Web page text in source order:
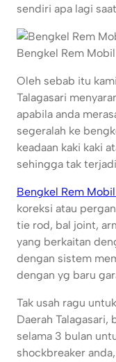
sendiri apa lagi
Bengkel Rem
Oleh sebab itu
Talagasari
apabila anda
segeralah ke
keadaan kaki kaki
sehingga tak
Bengkel Rem
koreksi atau
tie rod, bal joint,
yang berkaitan
dengan sistem
dengan yg baru
Tak usah ragu
Daerah Talagasari,
selama 3 bulan
shockbreaker